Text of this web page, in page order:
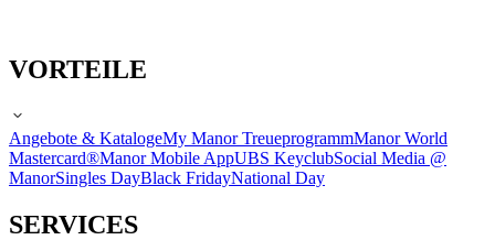
VORTEILE
Angebote & KatalogeMy Manor TreueprogrammManor World
Mastercard®Manor Mobile AppUBS KeyclubSocial Media @
ManorSingles DayBlack FridayNational Day
SERVICES